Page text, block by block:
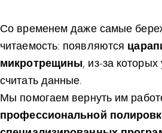
Со временем даже самые
читаемость: появляются
микротрещины, из-за
считать данные.
Мы помогаем вернуть им
профессиональной